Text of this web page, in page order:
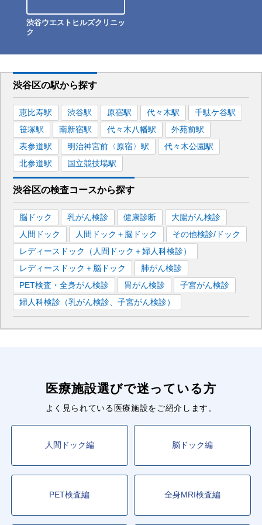
渋谷ウエストヒルズクリニッ
ク
渋谷区の駅から探す
恵比寿駅 渋谷駅 原宿駅 代々木駅 千駄ケ谷駅
笹塚駅 南新宿駅 代々木八幡駅 外苑前駅
表参道駅 明治神宮前〈原宿〉 駅 代々木公園駅
北参道駅 国立競技場駅
渋谷区の検査コースから探す
脳ドック 乳がん検診 健康診断
大腸がん検診
人間ドック
人間ドック＋脳ドック
その他検診/ドック
レディースドック（人間ドック＋婦人科検診）
レディースドック＋脳ドック
肺がん検診
PET検査・全身がん検診
胃がん検診
子宮がん検診
婦人科検診（乳がん検診、子宮がん検診）
医療施設選びで迷っている方
よく見られている医療施設をご紹介します。
人間ドック編 脳ドック編
PET検査編 全身MRI検査編